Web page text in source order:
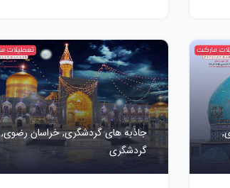
جاذبه های گردشگری,خراسان رضوی,
گردشگری